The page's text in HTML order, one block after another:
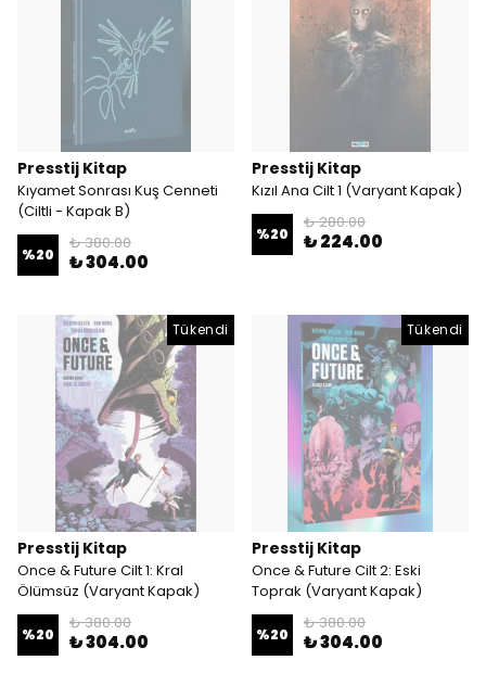
Presstij Kitap
Kıyamet Sonrası Kuş Cenneti
(Ciltli - Kapak B)
%20
₺ 380.00
₺ 304.00
Presstij Kitap
Kızıl Ana Cilt 1 (Varyant Kapak)
%20
₺ 280.00
₺ 224.00
Tükendi
Presstij Kitap
Once & Future Cilt 1: Kral
Ölümsüz (Varyant Kapak)
%20
₺ 380.00
₺ 304.00
Tükendi
Presstij Kitap
Once & Future Cilt 2: Eski
Toprak (Varyant Kapak)
%20
₺ 380.00
₺ 304.00